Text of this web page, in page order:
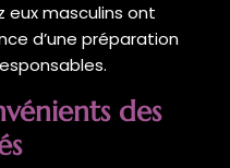
eux masculins ont
d’une préparation
des